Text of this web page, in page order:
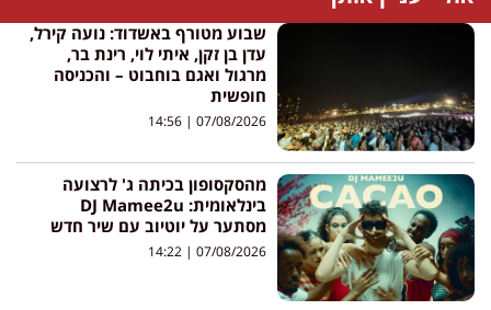
שבוע מטורף באשדוד: נועה קירל,
עדן בן זקן, איתי לוי, רינת בר,
מרגול ואגם בוחבוט – והכניסה
חופשית
07/08/2026
מהסקסופון בכיתה ג' לרצועה
בינלאומית: DJ Mamee2u
מסתער על יוטיוב עם שיר חדש
07/08/2026